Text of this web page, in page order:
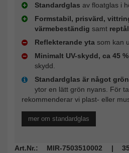
Standardglas av floatglas i
Formstabil, prisvärd,
värmebeständig samt
Reflekterande yta som kan
Minimalt UV-skydd, ca 45 %
skydd.
Standardglas är något
ytor en lätt grön nyans. För
rekommenderar vi plast- eller
mer om standardglas
Art.Nr.: MIR-7503510002